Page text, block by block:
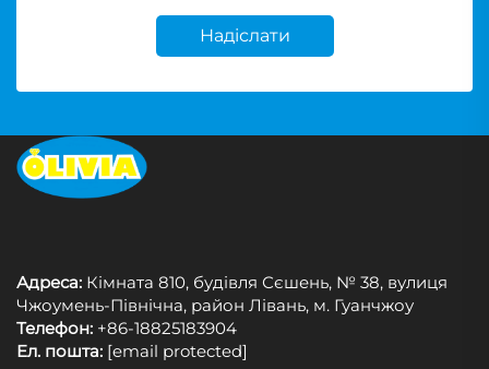
Надіслати
Адреса: Кімната 810, будівля Сєшень, № 38, вулиця
Чжоумень-Північна, район Лівань, м. Гуанчжоу
Телефон: +86-18825183904
Ел. пошта: [email protected]